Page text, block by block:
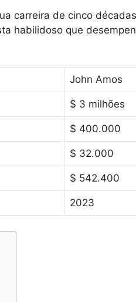
carreira de cinco
habilidoso que
John Amos
$ 3 milhões
$ 400.000
$ 32.000
$ 542.400
2023